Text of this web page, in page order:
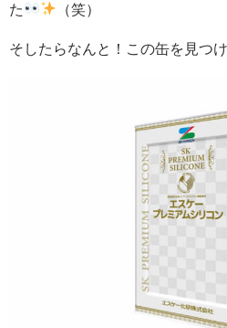
た
（笑）
そしたらなんと！この缶を見つ